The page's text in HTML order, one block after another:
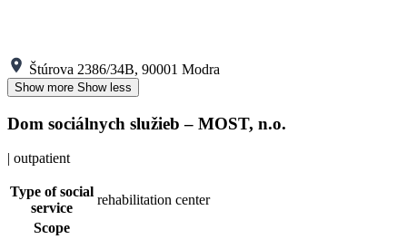
Štúrova 2386/34B, 90001 Modra
Show more Show less
Dom sociálnych služieb – MOST, n.o.
| outpatient
Type of social
service
rehabilitation center
Scope